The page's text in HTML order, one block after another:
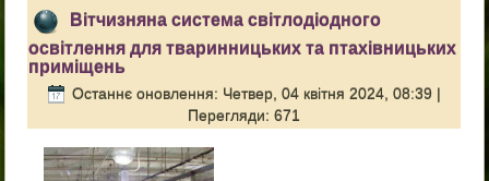
Вітчизняна система світлодіодного
освітлення для тваринницьких та птахівницьких
приміщень
Останнє оновлення: Четвер, 04 квітня 2024, 08:39 |
Перегляди: 671